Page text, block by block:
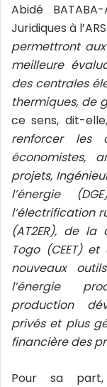
Abidé
Juridiques à
permettront
meilleure
des centrales
thermiques, de
ce sens, dit-
renforcer les
économistes,
projets,
l’énergie
l’électrification
(AT2ER), de
Togo (CEET)
nouveaux
l’énergie
production
privés et plus
financière des
Pour sa part,